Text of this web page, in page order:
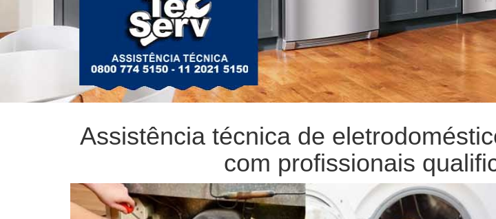
Assistência técnica de
com profissionais